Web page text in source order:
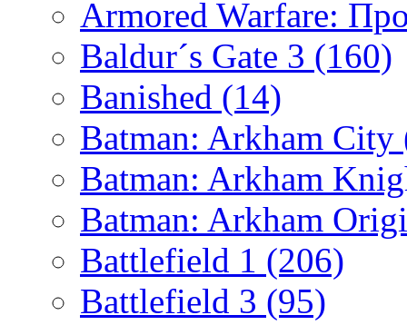
Armored Warfare:
Baldur´s Gate 3 (160)
Banished (14)
Batman: Arkham City
Batman: Arkham
Batman: Arkham
Battlefield 1 (206)
Battlefield 3 (95)